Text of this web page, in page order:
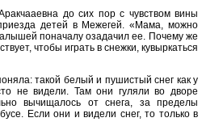
до сих пор с чувством вины
детей в Межегей. «Мама, можно
поначалу озадачил ее. Почему же
чтобы играть в снежки, кувыркаться
такой белый и пушистый снег как у
не видели. Там они гуляли во дворе
вычищалось от снега, за пределы
Если они и видели снег, то только в